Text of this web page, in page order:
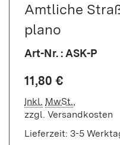
Amtliche
plano
Art-Nr. : ASK-P
11,80 €
Inkl. MwSt.,
zzgl. Versandkosten
Lieferzeit: 3-5